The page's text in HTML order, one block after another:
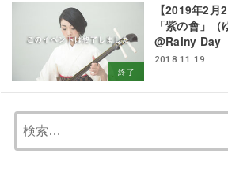
終了
【2019年2
「紫の會」（
@Rainy Day
2018.11.19